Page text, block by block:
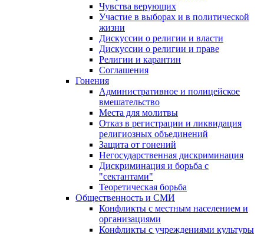
Чувства верующих
Участие в выборах и в политической
жизни
Дискуссии о религии и власти
Дискуссии о религии и праве
Религии и карантин
Соглашения
Гонения
Административное и полицейское
вмешательство
Места для молитвы
Отказ в регистрации и ликвидация
религиозных объединений
Защита от гонений
Негосударственная дискриминация
Дискриминация и борьба с
"сектантами"
Теоретическая борьба
Общественность и СМИ
Конфликты с местным населением и
организациями
Конфликты с учреждениями культуры